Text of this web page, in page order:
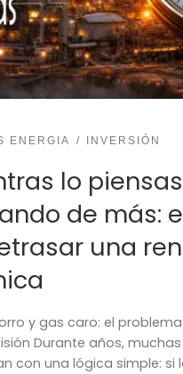
ENERGIA INVERSIÓN
lo
de más:
una
y gas caro: el
Durante años,
con una lógica simple: si